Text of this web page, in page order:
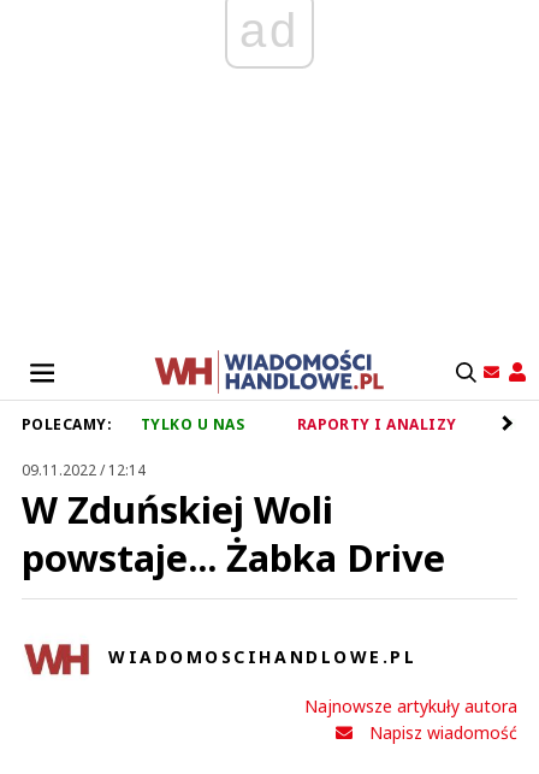
ad
POLECAMY: TYLKO U NAS RAPORTY I ANALIZY
09.11.2022 / 12:14
W Zduńskiej Woli
powstaje... Żabka Drive
WIADOMOSCIHANDLOWE.PL
Najnowsze artykuły autora
Napisz wiadomość